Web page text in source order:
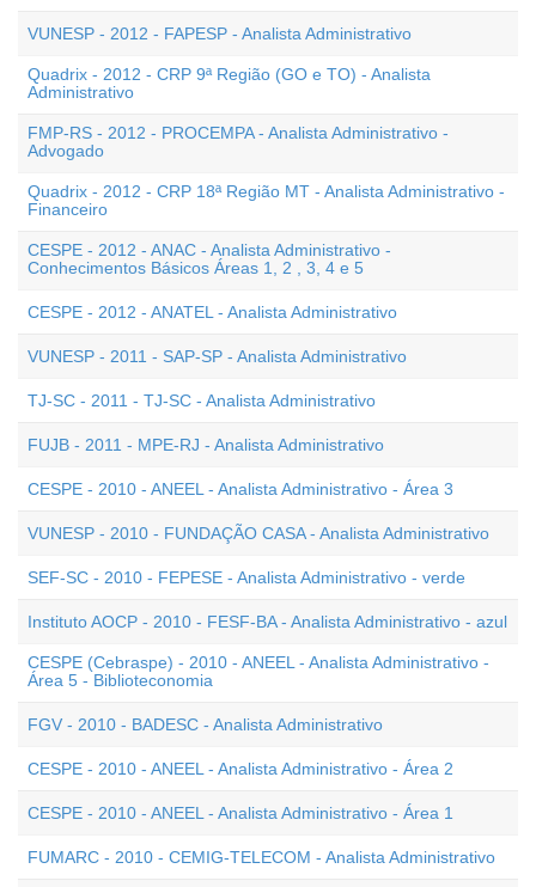
VUNESP - 2012 - FAPESP - Analista Administrativo
Quadrix - 2012 - CRP 9ª Região (GO e TO) - Analista
Administrativo
FMP-RS - 2012 - PROCEMPA - Analista Administrativo -
Advogado
Quadrix - 2012 - CRP 18ª Região MT - Analista Administrativo -
Financeiro
CESPE - 2012 - ANAC - Analista Administrativo -
Conhecimentos Básicos Áreas 1, 2 , 3, 4 e 5
CESPE - 2012 - ANATEL - Analista Administrativo
VUNESP - 2011 - SAP-SP - Analista Administrativo
TJ-SC - 2011 - TJ-SC - Analista Administrativo
FUJB - 2011 - MPE-RJ - Analista Administrativo
CESPE - 2010 - ANEEL - Analista Administrativo - Área 3
VUNESP - 2010 - FUNDAÇÃO CASA - Analista Administrativo
SEF-SC - 2010 - FEPESE - Analista Administrativo - verde
Instituto AOCP - 2010 - FESF-BA - Analista Administrativo - azul
CESPE (Cebraspe) - 2010 - ANEEL - Analista Administrativo -
Área 5 - Biblioteconomia
FGV - 2010 - BADESC - Analista Administrativo
CESPE - 2010 - ANEEL - Analista Administrativo - Área 2
CESPE - 2010 - ANEEL - Analista Administrativo - Área 1
FUMARC - 2010 - CEMIG-TELECOM - Analista Administrativo